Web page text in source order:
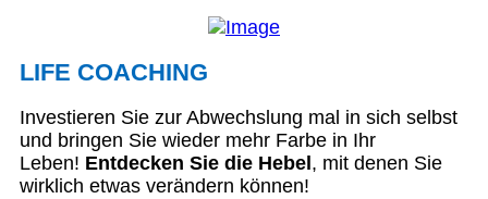
LIFE COACHING
Investieren Sie zur Abwechslung mal in sich selbst
und bringen Sie wieder mehr Farbe in Ihr
Leben! Entdecken Sie die Hebel , mit denen Sie
wirklich etwas verändern können!